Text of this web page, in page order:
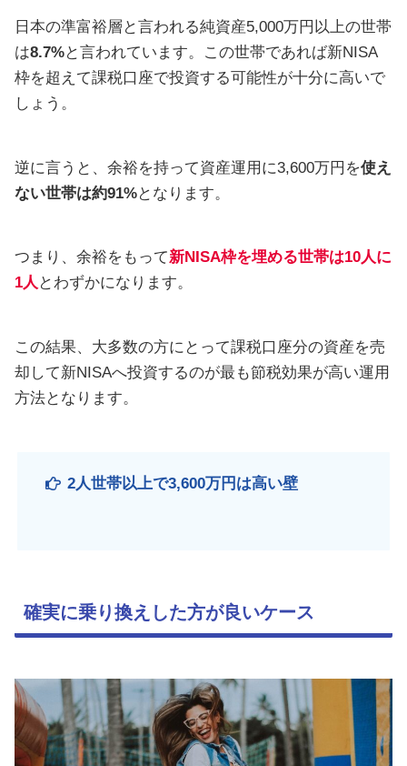
日本の準富裕層と言われる純資産5,000万円以上の世帯
は8.7%と言われています。この世帯であれば新NISA
枠を超えて課税口座で投資する可能性が十分に高いで
しょう。
逆に言うと、余裕を持って資産運用に3,600万円を使え
ない世帯は約91%となります。
つまり、余裕をもって新NISA枠を埋める世帯は10人に
1人 とわずかになります。
この結果、大多数の方にとって課税口座分の資産を売
却して新NISAへ投資するのが最も節税効果が高い運用
方法となります。
2人世帯以上で3,600万円は高い壁
確実に乗り換えした方が良いケース